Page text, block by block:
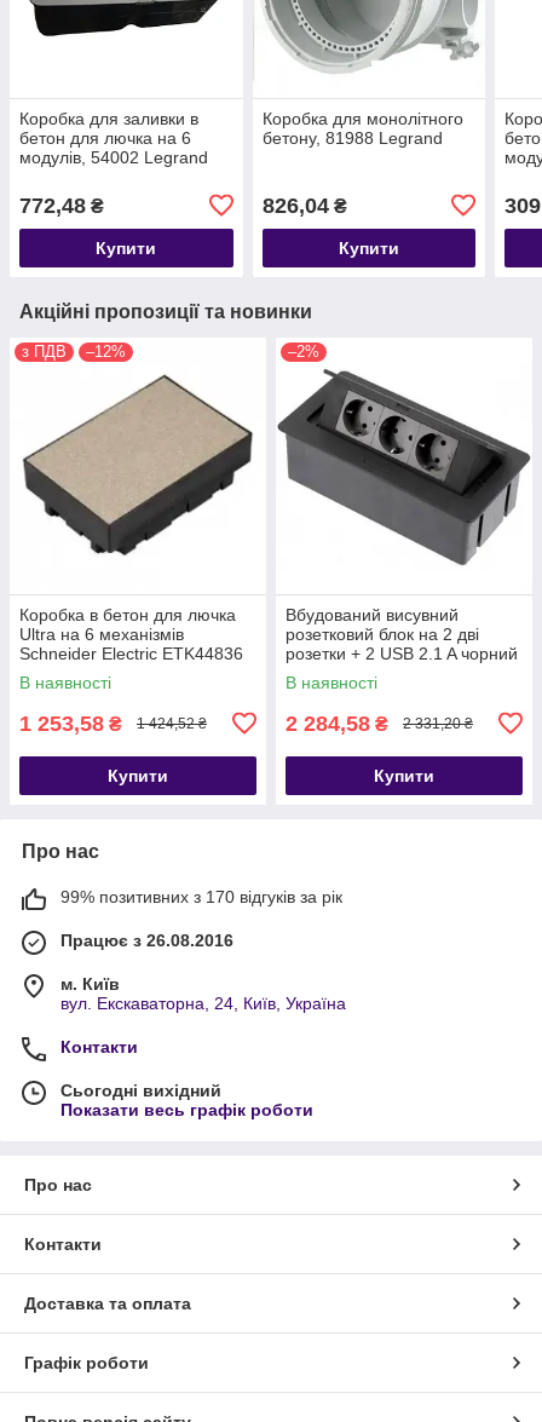
Коробка для заливки в
бетон для лючка на 6
модулів, 54002 Legrand
772,48 ₴
Купити
Коробка для монолітного
бетону, 81988 Legrand
826,04₴
Купити
Акційні пропозиції та новинки
з ПДВ –12%
Коробка в бетон для лючка
Ultra на 6 механізмів
Schneider Electric ETK44836
В наявності
1 253,58 ₴ 1 424,52 ₴
Купити
–2%
Вбудований висувний
розетковий блок на 2 дві
розетки + 2 USB 2.1 A чорний
В наявності
2 284,58 ₴ 2 331,20 ₴
Купити
Про нас
99% позитивних з 170 відгуків за рік
Працює з 26.08.2016
м. Київ
вул. Екскаваторна, 24, Київ, Україна
Контакти
Сьогодні вихідний
Показати весь графік роботи
Про нас
Контакти
Доставка та оплата
Графік роботи